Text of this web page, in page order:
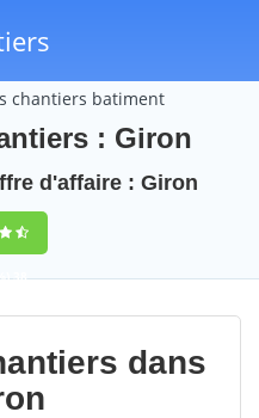
chantiers batiment
: Giron
d'affaire : Giron
38
dans